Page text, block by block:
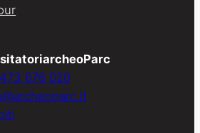
676 020